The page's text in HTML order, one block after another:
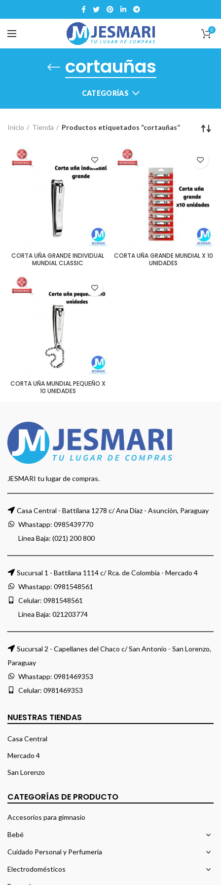
0
cortauñas
CATEGORÍAS
Inicio Tienda Productos etiquetados “cortauñas”
CORTA UÑA GRANDE INDIVIDUAL
MUNDIAL CLASSIC
CORTA UÑA GRANDE MUNDIAL X 10
UNIDADES
CORTA UÑA MUNDIAL PEQUEÑO X
10 UNIDADES
JESMARI tu lugar de compras.
Casa Central - Battilana 1278 c/ Ana Diaz - Asunción, Paraguay
Whastapp: 0985439770
Linea Baja: (021) 200 800
Sucursal 1 - Battilana 1114 c/ Rca. de Colombia - Mercado 4
Whastapp: 0981548561
Celular: 0981548561
Linea Baja: 021203774
Sucursal 2 - Capellanes del Chaco c/ San Antonio - San Lorenzo,
Paraguay
Whastapp: 0981469353
Celular: 0981469353
NUESTRAS TIENDAS
Casa Central
Mercado 4
San Lorenzo
CATEGORÍAS DE PRODUCTO
Accesorios para gimnasio
Bebé
Cuidado Personal y Perfumería
Electrodomésticos